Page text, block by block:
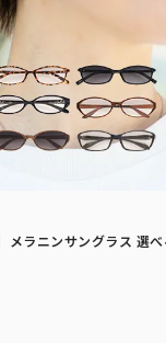
メラニンサングラス 選